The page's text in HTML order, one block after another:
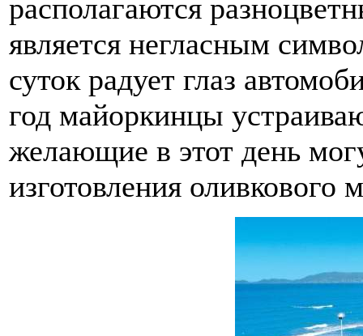
располагаются
является негласным
суток радует глаз
год майоркинцы
желающие в этот день
изготовления оливкового